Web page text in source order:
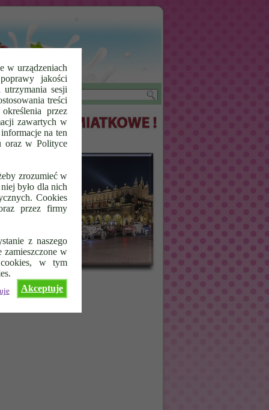
w urządzeniach
jakości
sesji
treści
przez
zawartych w
na ten
oraz w Polityce
zrozumieć w
było dla nich
Cookies
przez firmy
z naszego
zamieszczone w
cookies, w tym
Akceptuje
Sklep